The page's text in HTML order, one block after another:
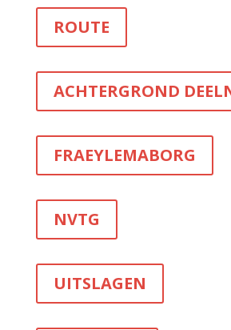
ROUTE
ACHTERGROND
FRAEYLEMABORG
NVTG
UITSLAGEN